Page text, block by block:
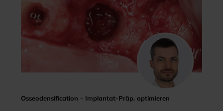
Osseodensification - Implantat-Präp. optimieren